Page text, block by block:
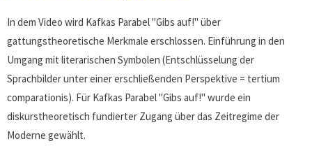
In dem Video wird Kafkas Parabel "Gibs auf!" über
gattungstheoretische Merkmale erschlossen. Einführung in den
Umgang mit literarischen Symbolen (Entschlüsselung der
Sprachbilder unter einer erschließenden Perspektive = tertium
comparationis). Für Kafkas Parabel "Gibs auf!" wurde ein
diskurstheoretisch fundierter Zugang über das Zeitregime der
Moderne gewählt.